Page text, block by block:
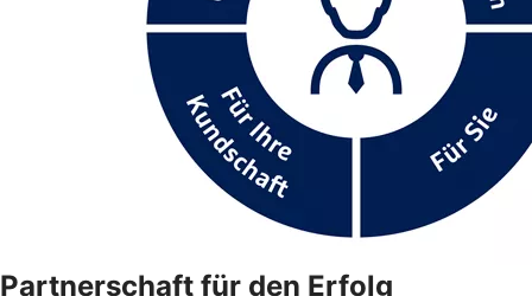
Partnerschaft für den Erfolg